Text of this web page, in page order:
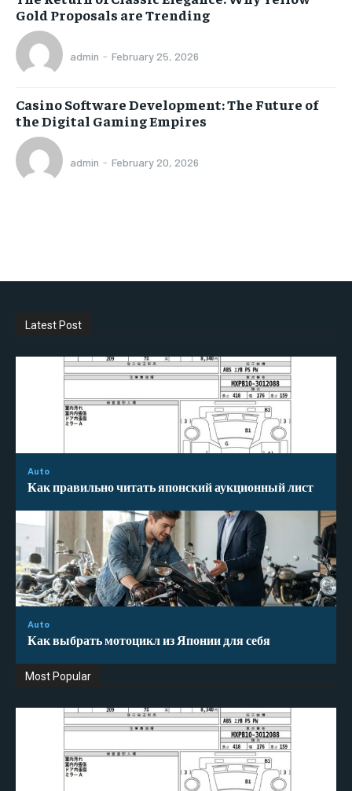
Gold Proposals are Trending
admin - February 25, 2026
Casino Software Development: The Future of
the Digital Gaming Empires
admin - February 20, 2026
Latest Post
Auto
Как правильно читать японский аукционный лист
Auto
Как выбрать мотоцикл из Японии для себя
Most Popular